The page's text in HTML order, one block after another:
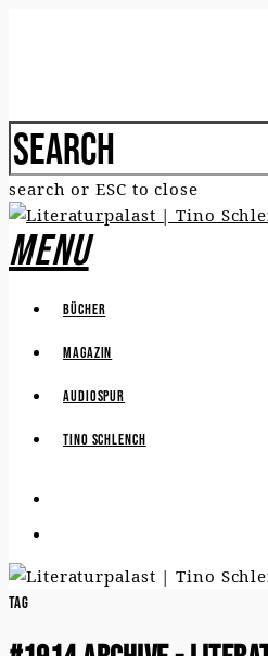
search or ESC to close
Menu
Bücher
Magazin
Audiospur
Tino Schlench
Tag